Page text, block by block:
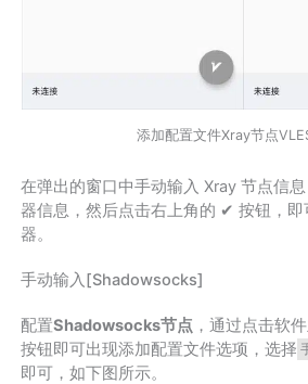
添加配置文件Xray节点
在弹出的窗口中手动输入 Xray 节点信
器信息，然后点击右上角的 ✔ 按钮，即
器。
手动输入[Shadowsocks]
配置Shadowsocks节点 ，通过点击软
按钮即可出现添加配置文件选项，选择
即可，如下图所示。